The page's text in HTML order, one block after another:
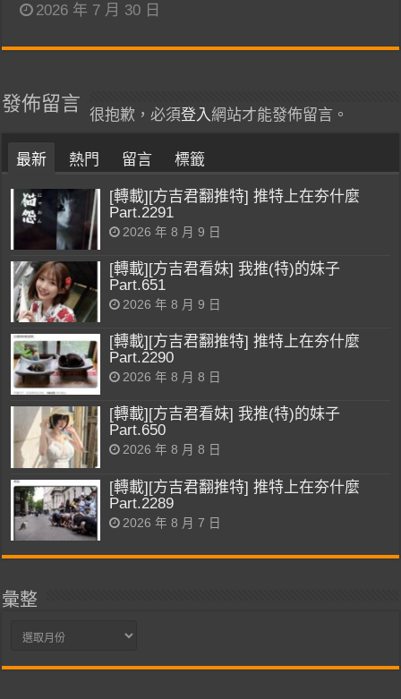
2026 年 7 月 30 日
發佈留言
很抱歉，必須登入網站才能發佈留言。
最新 熱門 留言 標籤
[轉載][方吉君翻推特] 推特上在夯什麼
Part.2291
2026 年 8 月 9 日
[轉載][方吉君看妹] 我推(特)的妹子
Part.651
2026 年 8 月 9 日
[轉載][方吉君翻推特] 推特上在夯什麼
Part.2290
2026 年 8 月 8 日
[轉載][方吉君看妹] 我推(特)的妹子
Part.650
2026 年 8 月 8 日
[轉載][方吉君翻推特] 推特上在夯什麼
Part.2289
2026 年 8 月 7 日
彙整
彙